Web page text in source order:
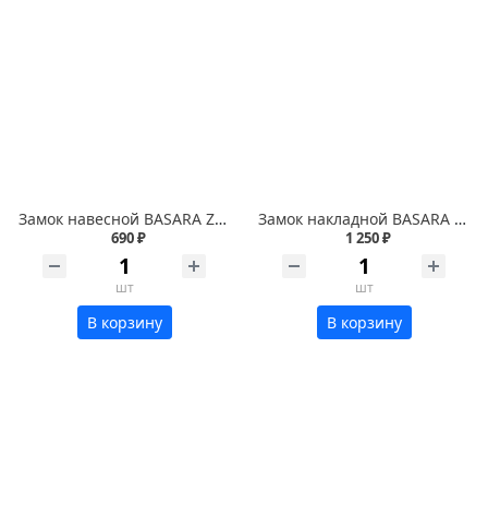
Замок навесной BASARA ZN2-3-90 МР порошковый
690 ₽
шт
В корзину
Замок накладной BASARA 3H-40 MWP
1 250 ₽
шт
В корзину